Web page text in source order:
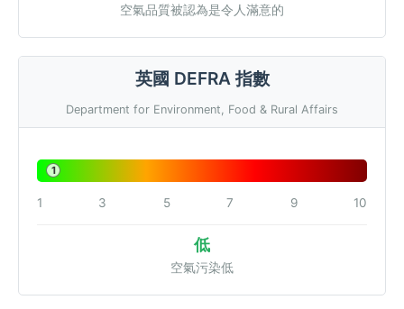
空氣品質被認為是令人滿意的
英國 DEFRA 指數
Department for Environment, Food & Rural Affairs
1
1 3 5 7 9 10
低
空氣污染低